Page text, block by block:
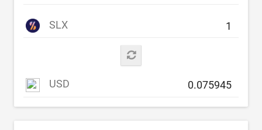
SLX
USD